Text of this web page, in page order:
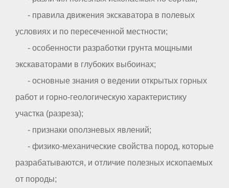
- правила движения экскаватора в полевых
условиях и по пересеченной местности;
- особенности разработки грунта мощными
экскаваторами в глубоких выбоинах;
- основные знания о ведении открытых горных
работ и горно-геологическую характеристику
участка (разреза);
- признаки оползневых явлений;
- физико-механические свойства пород, которые
разрабатываются, и отличие полезных ископаемых
от породы;